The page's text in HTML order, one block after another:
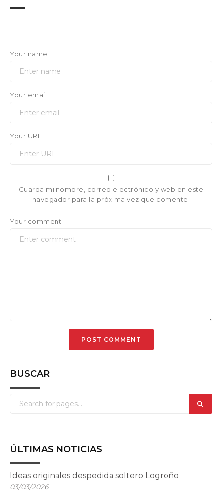
Your name
Your email
Your URL
Guarda mi nombre, correo electrónico y web en este
navegador para la próxima vez que comente.
Your comment
BUSCAR
ÚLTIMAS NOTICIAS
Ideas originales despedida soltero Logroño
03/03/2026